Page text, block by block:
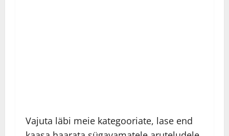
Vajuta läbi meie kategooriate, lase end